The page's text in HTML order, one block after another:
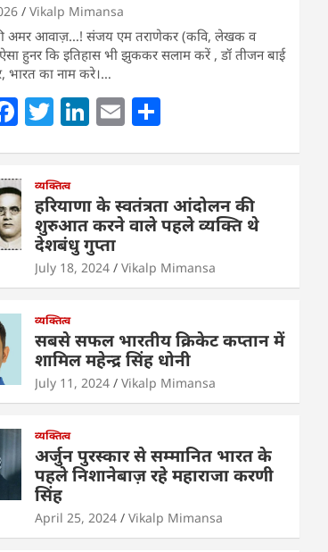
Vikalp Mimansa
अमर आवाज़…! संजय एम तराणेकर (कवि, लेखक व
हुनर कि इतिहास भी झुककर सलाम करें , डॉ तीजन बाई
भारत का नाम करे।…
F
a
e
b
o
o
k
T
w
er
Li
n
e
dI
n
E
m
l e
व्यक्तित्व
हरियाणा के स्वतंत्रता आंदोलन की
शुरुआत करने वाले पहले व्यक्ति थे
देशबंधु गुप्ता
July 18, 2024 Vikalp Mimansa
व्यक्तित्व
सबसे सफल भारतीय क्रिकेट कप्तान में
शामिल महेन्द्र सिंह धोनी
July 11, 2024 Vikalp Mimansa
व्यक्तित्व
अर्जुन पुरस्कार से सम्मानित भारत के
पहले निशानेबाज़ रहे महाराजा करणी
सिंह
April 25, 2024 Vikalp Mimansa